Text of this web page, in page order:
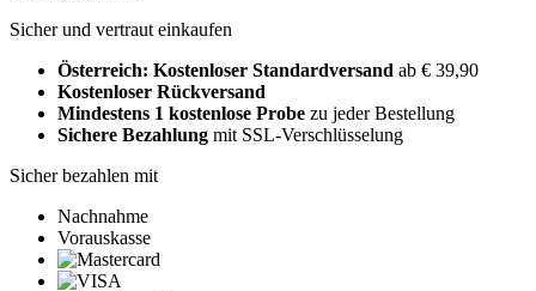
Sicher und vertraut einkaufen
Österreich: Kostenloser Standardversand ab € 39,90
Kostenloser Rückversand
Mindestens 1 kostenlose Probe zu jeder Bestellung
Sichere Bezahlung mit SSL-Verschlüsselung
Sicher bezahlen mit
Nachnahme
Vorauskasse